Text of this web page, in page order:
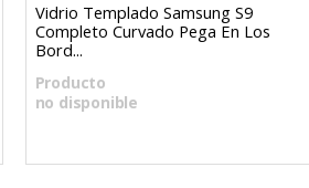
Vidrio Templado Samsung S9
Completo Curvado Pega En Los
Bord...
Producto
no disponible